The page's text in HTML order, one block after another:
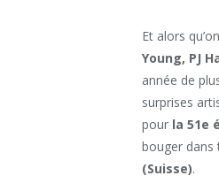
Et alors
Young, PJ
année de
surprises
pour la 51e
bouger dans
(Suisse).